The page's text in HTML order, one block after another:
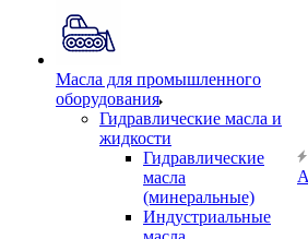
Масла для промышленного
оборудования
Гидравлические масла и
жидкости
Гидравлические
масла
(минеральные)
Индустриальные